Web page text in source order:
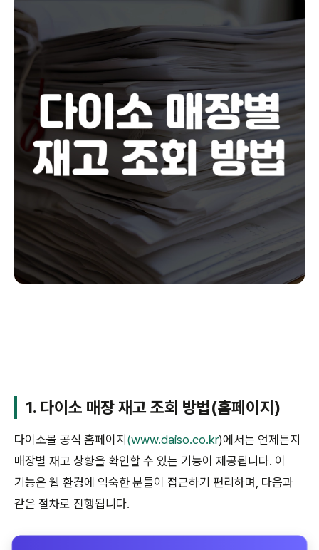
1. 다이소 매장 재고 조회 방법(홈페이지)
다이소몰 공식 홈페이지(www.daiso.co.kr)에서는 언제든지
매장별 재고 상황을 확인할 수 있는 기능이 제공됩니다. 이
기능은 웹 환경에 익숙한 분들이 접근하기 편리하며, 다음과
같은 절차로 진행됩니다.